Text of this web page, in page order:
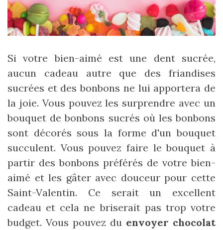
Si votre bien-aimé est une dent sucrée,
aucun cadeau autre que des friandises
sucrées et des bonbons ne lui apportera de
la joie. Vous pouvez les surprendre avec un
bouquet de bonbons sucrés où les bonbons
sont décorés sous la forme d'un bouquet
succulent. Vous pouvez faire le bouquet à
partir des bonbons préférés de votre bien-
aimé et les gâter avec douceur pour cette
Saint-Valentin. Ce serait un excellent
cadeau et cela ne briserait pas trop votre
budget. Vous pouvez du envoyer chocolat